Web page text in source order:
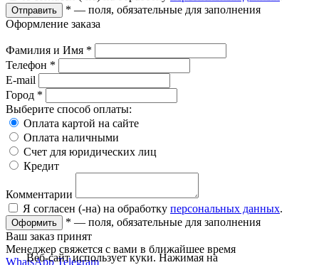
Отправить * — поля, обязательные для заполнения
Оформление заказа
Фамилия и Имя *
Телефон *
E-mail
Город *
Выберите способ оплаты:
Оплата картой на сайте
Оплата наличными
Счет для юридических лиц
Кредит
Комментарии
Я согласен (-на) на обработку персональных данных.
Оформить * — поля, обязательные для заполнения
Ваш заказ принят
Менеджер свяжется с вами в ближайшее время
WhatsApp Telegram
Веб-сайт использует куки. Нажимая на